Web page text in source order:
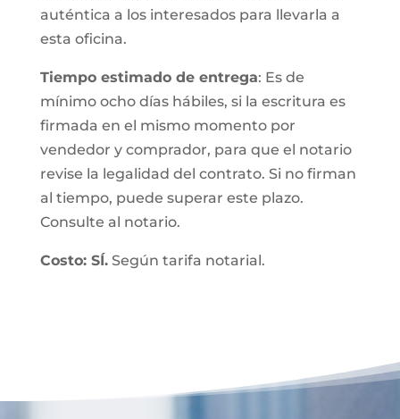
auténtica a los interesados para llevarla a
esta oficina.
Tiempo estimado de entrega: Es de
mínimo ocho días hábiles, si la escritura es
firmada en el mismo momento por
vendedor y comprador, para que el notario
revise la legalidad del contrato. Si no firman
al tiempo, puede superar este plazo.
Consulte al notario.
Costo: SÍ.Según tarifa notarial.